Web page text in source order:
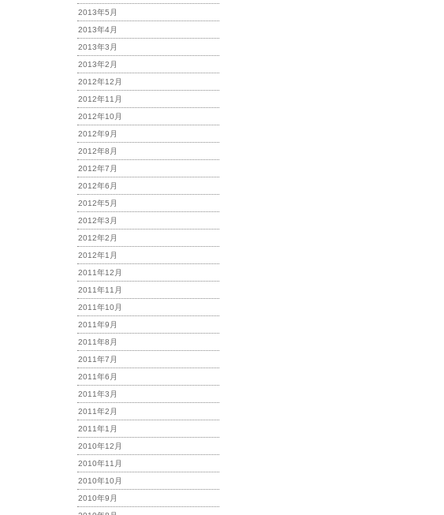
2013年5月
2013年4月
2013年3月
2013年2月
2012年12月
2012年11月
2012年10月
2012年9月
2012年8月
2012年7月
2012年6月
2012年5月
2012年3月
2012年2月
2012年1月
2011年12月
2011年11月
2011年10月
2011年9月
2011年8月
2011年7月
2011年6月
2011年3月
2011年2月
2011年1月
2010年12月
2010年11月
2010年10月
2010年9月